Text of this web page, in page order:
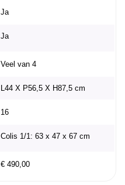
Ja
Ja
Veel van 4
L44 X P56,5 X H87,5 cm
16
Colis 1/1: 63 x 47 x 67 cm
€ 490,00